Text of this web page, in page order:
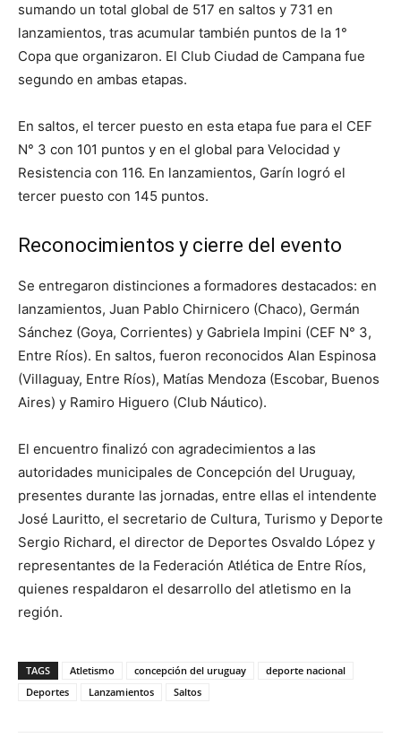
sumando un total global de 517 en saltos y 731 en
lanzamientos, tras acumular también puntos de la 1°
Copa que organizaron. El Club Ciudad de Campana fue
segundo en ambas etapas.
En saltos, el tercer puesto en esta etapa fue para el CEF
N° 3 con 101 puntos y en el global para Velocidad y
Resistencia con 116. En lanzamientos, Garín logró el
tercer puesto con 145 puntos.
Reconocimientos y cierre del evento
Se entregaron distinciones a formadores destacados: en
lanzamientos, Juan Pablo Chirnicero (Chaco), Germán
Sánchez (Goya, Corrientes) y Gabriela Impini (CEF N° 3,
Entre Ríos). En saltos, fueron reconocidos Alan Espinosa
(Villaguay, Entre Ríos), Matías Mendoza (Escobar, Buenos
Aires) y Ramiro Higuero (Club Náutico).
El encuentro finalizó con agradecimientos a las
autoridades municipales de Concepción del Uruguay,
presentes durante las jornadas, entre ellas el intendente
José Lauritto, el secretario de Cultura, Turismo y Deporte
Sergio Richard, el director de Deportes Osvaldo López y
representantes de la Federación Atlética de Entre Ríos,
quienes respaldaron el desarrollo del atletismo en la
región.
TAGS Atletismo concepción del uruguay
deporte nacional
Deportes
Lanzamientos Saltos